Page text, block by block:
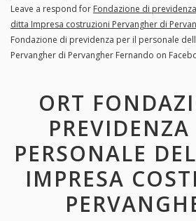
Leave a respond for Fondazione di
ditta Impresa costruzioni Pervangher di
Fondazione di previdenza per il personale
Pervangher di Pervangher Fernando on
ORT
PERSONALE
IMPRESA